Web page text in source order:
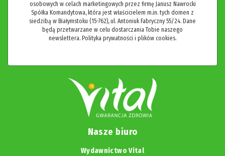
osobowych w celach marketingowych przez firmę Janusz Nawrocki
Spółka Komandytowa, która jest właścicielem m.in. tych domen z
siedzibą w Białymstoku (15-762), ul. Antoniuk Fabryczny 55/24. Dane
będą przetwarzane w celu dostarczania Tobie naszego
newslettera. Polityka prywatności i plików cookies.
Nasze biuro
Wydawnictwo Vital